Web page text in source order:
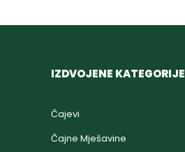
IZDVOJENE KATEGORIJE
Čajevi
Čajne Mješavine